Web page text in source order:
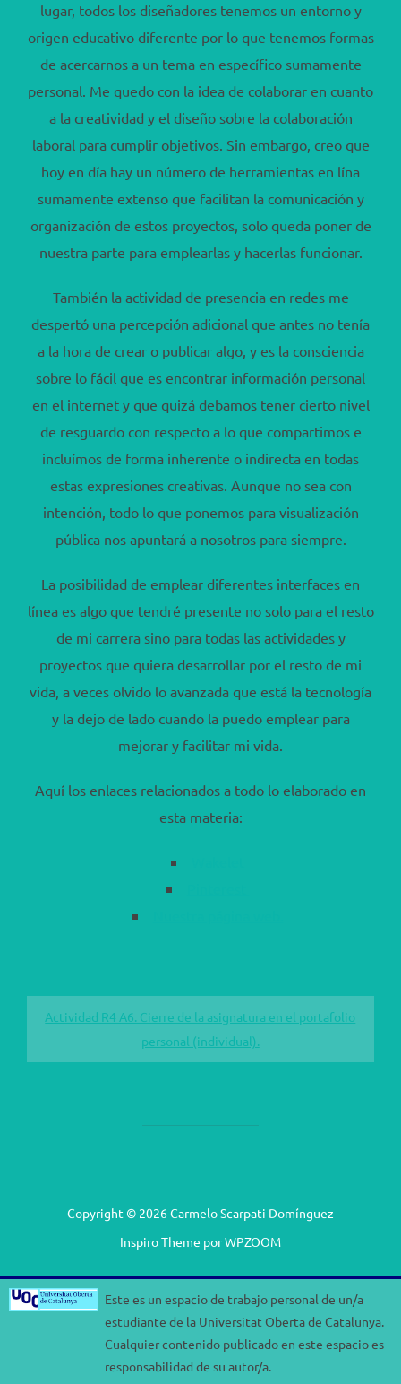
lugar, todos los diseñadores tenemos un entorno y
origen educativo diferente por lo que tenemos formas
de acercarnos a un tema en específico sumamente
personal. Me quedo con la idea de colaborar en cuanto
a la creatividad y el diseño sobre la colaboración
laboral para cumplir objetivos. Sin embargo, creo que
hoy en día hay un número de herramientas en lína
sumamente extenso que facilitan la comunicación y
organización de estos proyectos, solo queda poner de
nuestra parte para emplearlas y hacerlas funcionar.
También la actividad de presencia en redes me
despertó una percepción adicional que antes no tenía
a la hora de crear o publicar algo, y es la consciencia
sobre lo fácil que es encontrar información personal
en el internet y que quizá debamos tener cierto nivel
de resguardo con respecto a lo que compartimos e
incluímos de forma inherente o indirecta en todas
estas expresiones creativas. Aunque no sea con
intención, todo lo que ponemos para visualización
pública nos apuntará a nosotros para siempre.
La posibilidad de emplear diferentes interfaces en
línea es algo que tendré presente no solo para el resto
de mi carrera sino para todas las actividades y
proyectos que quiera desarrollar por el resto de mi
vida, a veces olvido lo avanzada que está la tecnología
y la dejo de lado cuando la puedo emplear para
mejorar y facilitar mi vida.
Aquí los enlaces relacionados a todo lo elaborado en
esta materia:
Actividad R4 A6. Cierre de la asignatura en el portafolio
personal (individual).
Copyright © 2026 Carmelo Scarpati Domínguez
Inspiro Theme porWPZOOM
Este es un espacio de trabajo personal de un/a
estudiante de la Universitat Oberta de Catalunya.
Cualquier contenido publicado en este espacio es
responsabilidad de su autor/a.